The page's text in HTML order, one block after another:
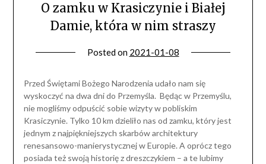
O zamku w Krasiczynie i Białej
Damie, która w nim straszy
Posted on 2021-01-08
Przed Świętami Bożego Narodzenia udało nam się
wyskoczyć na dwa dni do Przemyśla. Będąc w Przemyślu,
nie mogliśmy odpuścić sobie wizyty w pobliskim
Krasiczynie. Tylko 10 km dzieliło nas od zamku, który jest
jednym z najpiękniejszych skarbów architektury
renesansowo-manierystycznej w Europie. A oprócz tego
posiada też swoją historię z dreszczykiem – a te lubimy